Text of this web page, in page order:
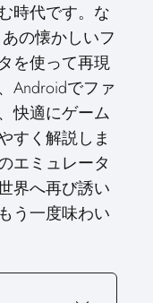
時代です。な
の懐かしいフ
を使って再現
Androidでファ
快適にゲーム
すく解説しま
エミュレータ
界へ再び誘い
う一度味わい